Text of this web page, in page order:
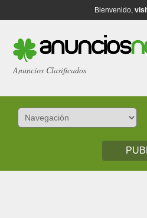
Bienvenido,
Anuncios Clasificados